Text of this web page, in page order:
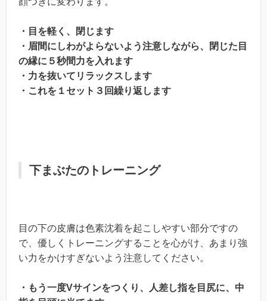
・目を軽く、閉じます
・眉間にしわがよらないよう注意しながら、閉じた目
の縁に５秒間力を入れます
・力を抜いてリラックスします
・これを１セット３回繰り返します
下まぶたのトレーニング
目の下の皮膚は色素沈着を起こしやすい部分ですの
で、優しくトレーニングすることを心がけ、あまり強
い力をかけすぎないよう注意してください。
・もう一度Vサインをつくり、人差し指を目尻に、中